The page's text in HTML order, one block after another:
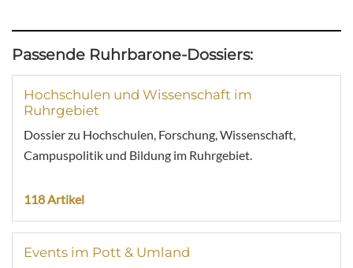
Passende Ruhrbarone-Dossiers:
Hochschulen und Wissenschaft im
Ruhrgebiet
Dossier zu Hochschulen, Forschung, Wissenschaft,
Campuspolitik und Bildung im Ruhrgebiet.
118 Artikel
Events im Pott & Umland